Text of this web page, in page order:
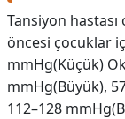
Tansiyon hastası
öncesi çocuklar
mmHg(Küçük)
mmHg(Büyük),
112–128